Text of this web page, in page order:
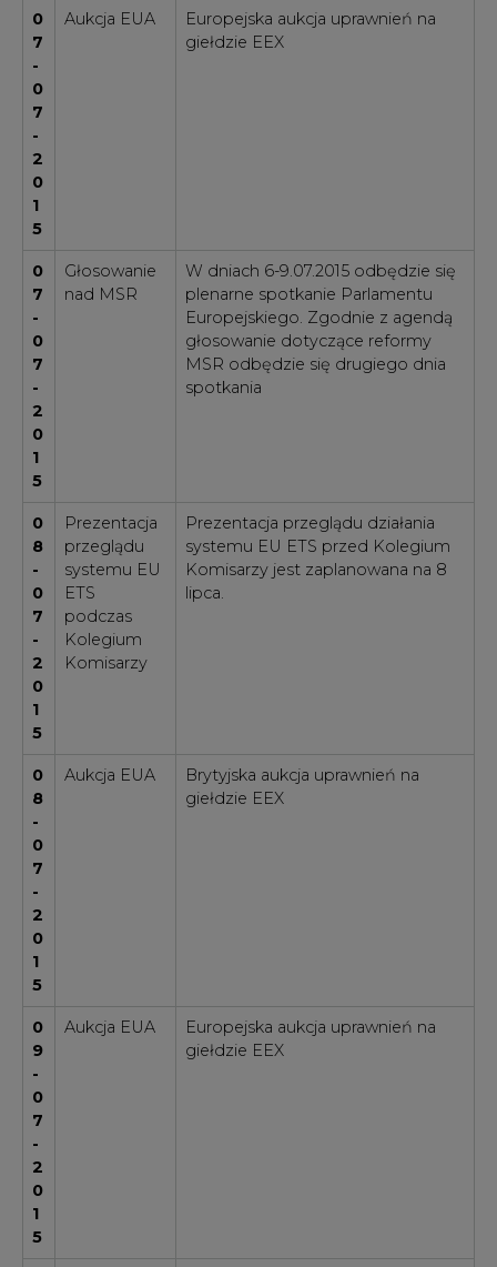
0
7
-
0
7
-
2
0
1
5
Aukcja EUA
Europejska aukcja uprawnień na
giełdzie EEX
0
7
-
0
7
-
2
0
1
5
Głosowanie
nad MSR
W dniach 6-9.07.2015 odbędzie się
plenarne spotkanie Parlamentu
Europejskiego. Zgodnie z agendą
głosowanie dotyczące reformy
MSR odbędzie się drugiego dnia
spotkania
0
8
-
0
7
-
2
0
1
5
Prezentacja
przeglądu
systemu EU
ETS
podczas
Kolegium
Komisarzy
Prezentacja przeglądu działania
systemu EU ETS przed Kolegium
Komisarzy jest zaplanowana na 8
lipca.
0
8
-
0
7
-
2
0
1
5
Aukcja EUA
Brytyjska aukcja uprawnień na
giełdzie EEX
0
9
-
0
7
-
2
0
1
5
Aukcja EUA
Europejska aukcja uprawnień na
giełdzie EEX